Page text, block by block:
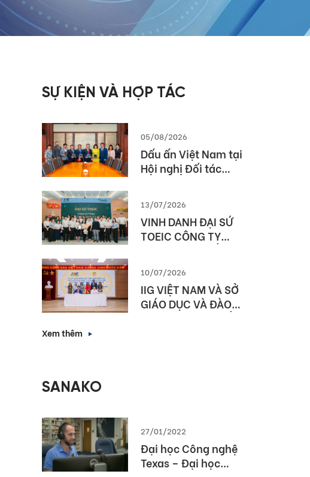
SỰ KIỆN VÀ HỢP TÁC
05/08/2026
Dấu ấn Việt Nam tại
Hội nghị Đối tác
Partner Summit –
GPS) 2026
13/07/2026
VINH DANH ĐẠI SỨ
TOEIC CÔNG TY
ĐẮK LẮK (SIMEXCO
DAKLAK)
10/07/2026
IIG VIỆT NAM VÀ SỞ
GIÁO DỤC VÀ ĐÀO
Xem thêm
SANAKO
27/01/2022
Đại học Công nghệ
Texas – Đại học